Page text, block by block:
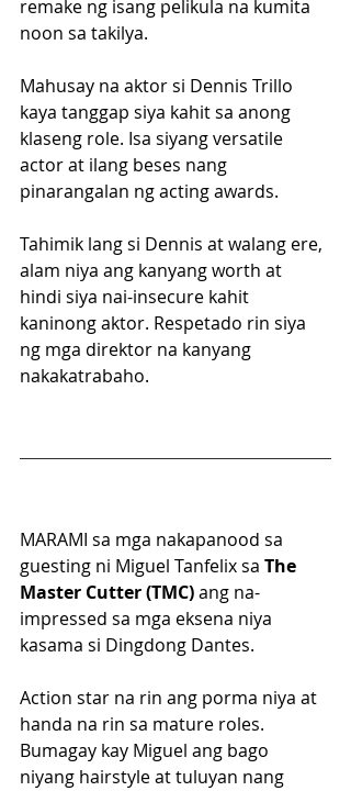
remake ng isang pelikula na kumita
noon sa takilya.
Mahusay na aktor si Dennis Trillo
kaya tanggap siya kahit sa anong
klaseng role. Isa siyang versatile
actor at ilang beses nang
pinarangalan ng acting awards.
Tahimik lang si Dennis at walang ere,
alam niya ang kanyang worth at
hindi siya nai-insecure kahit
kaninongaktor. Respetado rin siya
ng mga direktor na kanyang
nakakatrabaho.
MARAMI sa mga nakapanood sa
guesting ni Miguel Tanfelix sa The
Master Cutter (TMC) ang na-
impressed sa mga eksena niya
kasama si Dingdong Dantes.
Action star na rin ang porma niya at
handa na rin sa mature roles.
Bumagay kay Miguel ang bago
niyang hairstyle at tuluyan nang